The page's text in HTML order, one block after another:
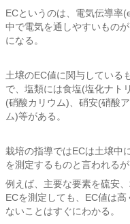
ECというのは、電気伝導率
中で電気を通しやすいもの
になる。
土壌のEC値に関与している
で、塩類には食塩(塩化ナト
(硝酸カリウム)、硝安(硝酸
ム)等がある。
栽培の指導ではECは土壌中
を測定するものと言われる
例えば、主要な要素を硫安
ECを測定しても、EC値は
ないことはすぐにわかる。